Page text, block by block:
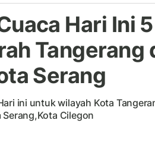
Hari Ini
Tangerang
Serang
ini untuk wilayah Kota
Cilegon